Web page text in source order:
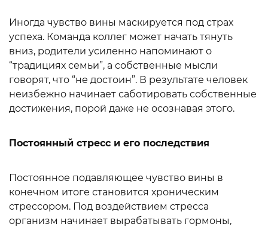
Иногда чувство вины маскируется под страх
успеха. Команда коллег может начать тянуть
вниз, родители усиленно напоминают о
“традициях семьи”, а собственные мысли
говорят, что “не достоин”. В результате человек
неизбежно начинает саботировать собственные
достижения, порой даже не осознавая этого.
Постоянный стресс и его последствия
Постоянное подавляющее чувство вины в
конечном итоге становится хроническим
стрессором. Под воздействием стресса
организм начинает вырабатывать гормоны,